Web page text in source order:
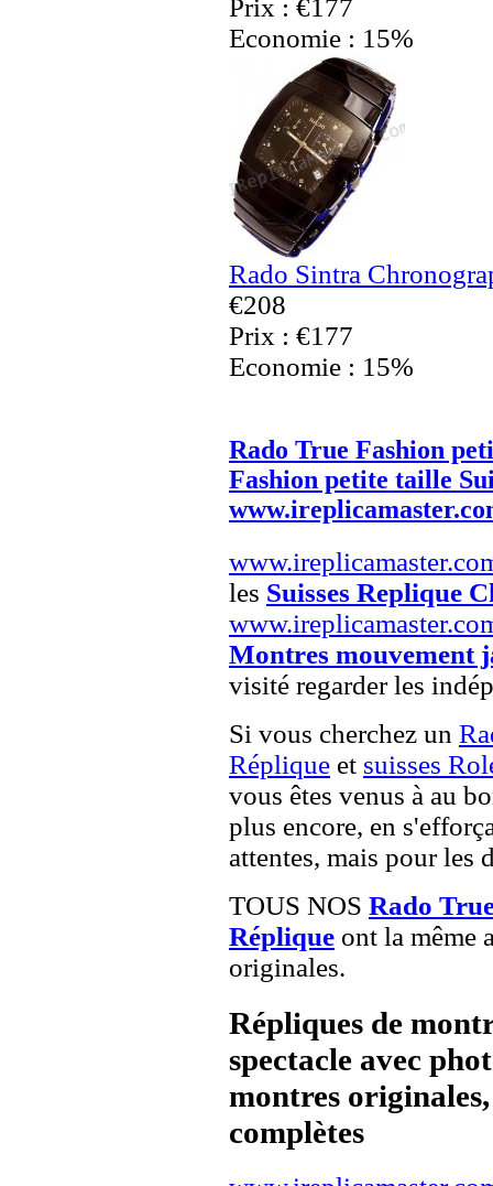
Prix : €177
Economie : 15%
Rado Sintra
€208
Prix : €177
Economie : 15%
Rado True Fashion
Fashion petite taille
les Suisses Replique
Montres mouvement
visité regarder les
Si vous cherchez un
Réplique et suisses
vous êtes venus à au
plus encore, en
attentes, mais pour les
TOUS NOS Rado
Réplique ont la même
originales.
Répliques de
spectacle avec
montres
complètes